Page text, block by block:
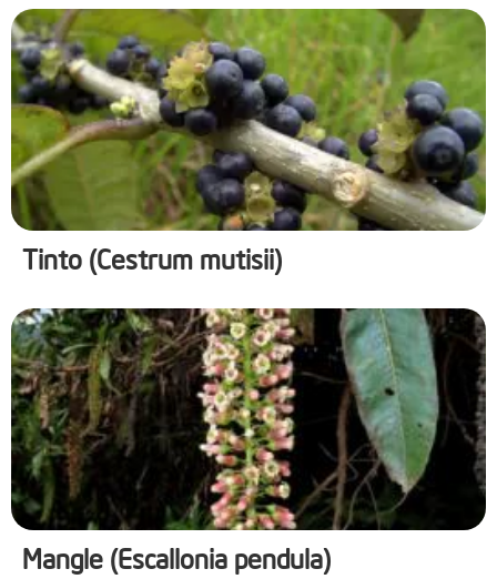
Tinto (Cestrum mutisii)
Mangle (Escallonia pendula)